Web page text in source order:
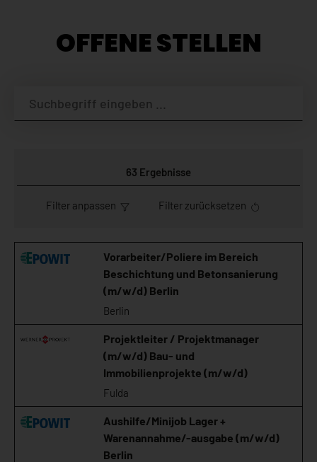
OFFENE STELLEN
63 Ergebnisse
Filter anpassen Filter zurücksetzen
Vorarbeiter/Poliere im Bereich
Beschichtung und Betonsanierung
(m/w/d) Berlin
Berlin
Projektleiter / Projektmanager
(m/w/d) Bau- und
Immobilienprojekte (m/w/d)
Fulda
Aushilfe/Minijob Lager +
Warenannahme/-ausgabe (m/w/d)
Berlin